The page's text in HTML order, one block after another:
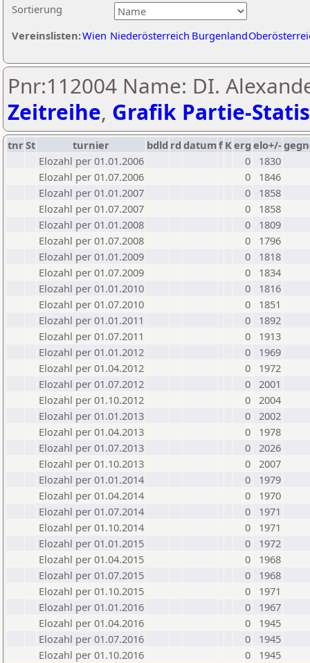
Sortierung
Vereinslisten:Wien Niederösterreich Burgenland
Pnr:112004 Name: DI.
Zeitreihe, Grafik Partie-
tnrSt turnier bdld rd datumf Kerg elo+/-
Elozahl per 01.01.2006
0
1830
Elozahl per 01.07.2006
0
1846
Elozahl per 01.01.2007
0
1858
Elozahl per 01.07.2007
0
1858
Elozahl per 01.01.2008
0
1809
Elozahl per 01.07.2008
0
1796
Elozahl per 01.01.2009
0
1818
Elozahl per 01.07.2009
0
1834
Elozahl per 01.01.2010
0
1816
Elozahl per 01.07.2010
0
1851
Elozahl per 01.01.2011
0
1892
Elozahl per 01.07.2011
0
1913
Elozahl per 01.01.2012
0
1969
Elozahl per 01.04.2012
0
1972
Elozahl per 01.07.2012
0 2001
Elozahl per 01.10.2012
0 2004
Elozahl per 01.01.2013
0 2002
Elozahl per 01.04.2013
0
1978
Elozahl per 01.07.2013
0 2026
Elozahl per 01.10.2013
0 2007
Elozahl per 01.01.2014
0
1979
Elozahl per 01.04.2014
0
1970
Elozahl per 01.07.2014
0
1971
Elozahl per 01.10.2014
0
1971
Elozahl per 01.01.2015
0
1972
Elozahl per 01.04.2015
0
1968
Elozahl per 01.07.2015
0
1968
Elozahl per 01.10.2015
0
1971
Elozahl per 01.01.2016
0
1967
Elozahl per 01.04.2016
0
1945
Elozahl per 01.07.2016
0
1945
Elozahl per 01.10.2016
0
1945